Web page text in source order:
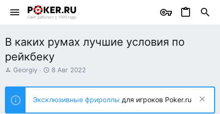
В каких румах лучшие условия по
рейкбеку
А
т
о
р
Georgiy
Д
т
н
8 Авг 2022
Эксклюзивные фрироллы для игроков Poker.ru